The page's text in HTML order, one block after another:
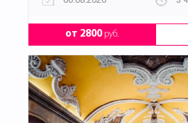
взрослых, которые любят
вдохновляющие
сможет забрать с собой свой
также все получат еще и
фирменные гостинцы в
сувениров.
от 2800руб.